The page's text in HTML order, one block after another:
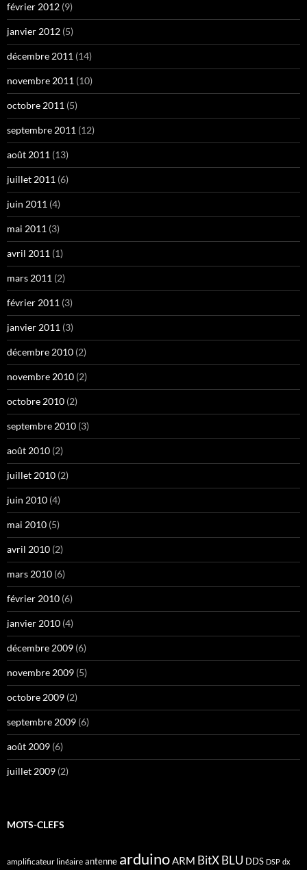
février 2012 (9)
janvier 2012 (5)
décembre 2011 (14)
novembre 2011 (10)
octobre 2011 (5)
septembre 2011 (12)
août 2011 (13)
juillet 2011 (6)
juin 2011 (4)
mai 2011 (3)
avril 2011 (1)
mars 2011 (2)
février 2011 (3)
janvier 2011 (3)
décembre 2010 (2)
novembre 2010 (2)
octobre 2010 (2)
septembre 2010 (3)
août 2010 (2)
juillet 2010 (2)
juin 2010 (4)
mai 2010 (5)
avril 2010 (2)
mars 2010 (6)
février 2010 (6)
janvier 2010 (4)
décembre 2009 (6)
novembre 2009 (5)
octobre 2009 (2)
septembre 2009 (6)
août 2009 (6)
juillet 2009 (2)
MOTS-CLEFS
amplificateur linéaire antenne arduinoARM BitX BLU DDS DSP dx